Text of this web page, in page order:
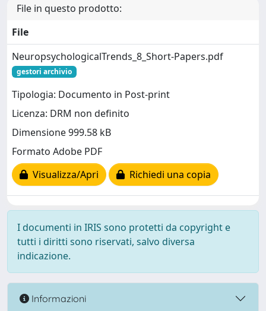
File in questo prodotto:
File
NeuropsychologicalTrends_8_Short-Papers.pdf
gestori archivio
Tipologia: Documento in Post-print
Licenza: DRM non definito
Dimensione 999.58 kB
Formato Adobe PDF
Visualizza/Apri
Richiedi una copia
I documenti in IRIS sono protetti da copyright e
tutti i diritti sono riservati, salvo diversa
indicazione.
Informazioni